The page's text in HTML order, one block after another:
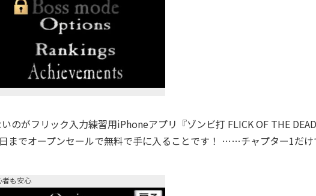
のがフリック入力練習用iPhoneアプリ『ゾンビ打 FLICK OF THE
までオープンセールで無料で手に入ることです！ ……チャプター1だけ
者も安心